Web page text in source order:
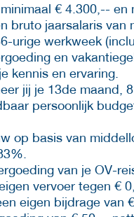
€ 4.300,--
bruto jaarsalaris van
urige werkweek
en
kennis en ervaring.
jij je 13de maand,
persoonlijk
op basis van
van je OV-
vervoer tegen €
eigen bijdrage van